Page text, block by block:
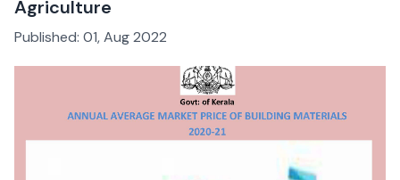
Agriculture
Published: 01, Aug 2022